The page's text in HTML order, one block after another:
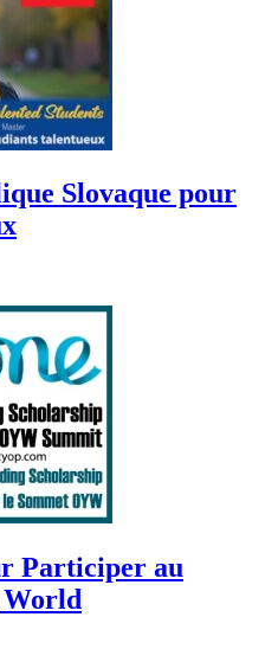
Slovaque pour
Participer au
World